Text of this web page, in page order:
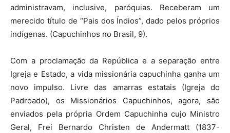
administravam, inclusive, paróquias. Receberam um
merecido título de “Pais dos Índios”, dado pelos próprios
indígenas. (Capuchinhos no Brasil, 9).
Com a proclamação da República e a separação entre
Igreja e Estado, a vida missionária capuchinha ganha um
novo impulso. Livre das amarras estatais (Igreja do
Padroado), os Missionários Capuchinhos, agora, são
enviados pela própria Ordem Capuchinha cujo Ministro
Geral, Frei Bernardo Christen de Andermatt (1837-